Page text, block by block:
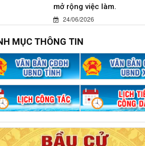
mở rộng việc làm.
24/06/2026
MỤC THÔNG TIN